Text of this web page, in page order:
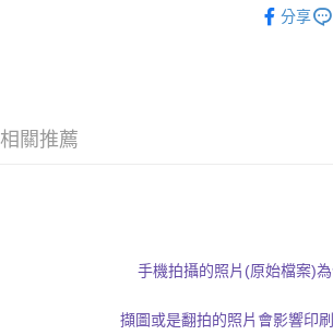
是否繳費
即時審查
５．嚴禁
每筆分享
相關推薦
手機拍攝的照片(原始檔案)為
擷圖或是翻拍的照片會影響印